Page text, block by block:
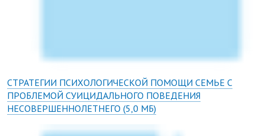
СТРАТЕГИИ ПСИХОЛОГИЧЕСКОЙ ПОМОЩИ СЕМЬЕ С
ПРОБЛЕМОЙ СУИЦИДАЛЬНОГО ПОВЕДЕНИЯ
НЕСОВЕРШЕННОЛЕТНЕГО (5,0 МБ)